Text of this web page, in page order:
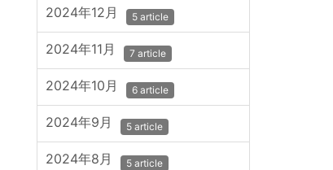
2024年12月 5 article
2024年11月 7 article
2024年10月 6 article
2024年9月 5 article
2024年8月 5 article